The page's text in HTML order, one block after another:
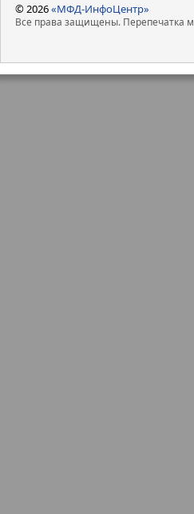
© 2026«МФД-ИнфоЦентр»
Все права защищены. Перепечатка